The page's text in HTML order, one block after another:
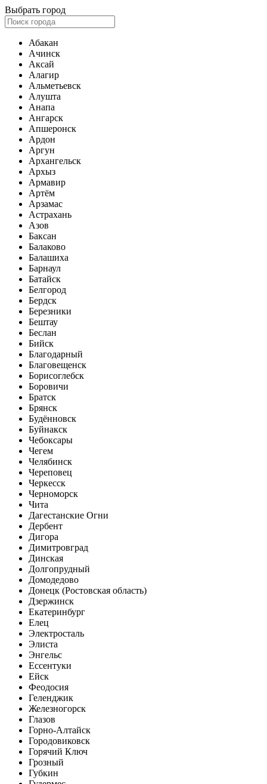
Выбрать город
Абакан
Ачинск
Аксай
Алагир
Альметьевск
Алушта
Анапа
Ангарск
Апшеронск
Ардон
Аргун
Архангельск
Архыз
Армавир
Артём
Арзамас
Астрахань
Азов
Баксан
Балаково
Балашиха
Барнаул
Батайск
Белгород
Бердск
Березники
Бештау
Беслан
Бийск
Благодарный
Благовещенск
Борисоглебск
Боровичи
Братск
Брянск
Будённовск
Буйнакск
Чебоксары
Чегем
Челябинск
Череповец
Черкесск
Черноморск
Чита
Дагестанские Огни
Дербент
Дигора
Димитровград
Динская
Долгопрудный
Домодедово
Донецк (Ростовская область)
Дзержинск
Екатеринбург
Елец
Электросталь
Элиста
Энгельс
Ессентуки
Ейск
Феодосия
Геленджик
Железногорск
Глазов
Горно-Алтайск
Городовиковск
Горячий Ключ
Грозный
Губкин